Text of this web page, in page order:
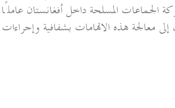
الجماعات المسلحة داخل أفغانستان عاملًا
معالجة هذه الاتهامات بشفافية وإجراءات